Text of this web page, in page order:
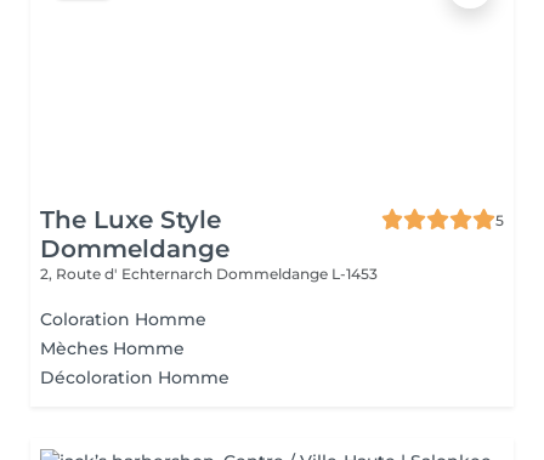
The Luxe Style
Dommeldange
5
2, Route d' Echternarch Dommeldange L-1453
Coloration Homme
Mèches Homme
Décoloration Homme